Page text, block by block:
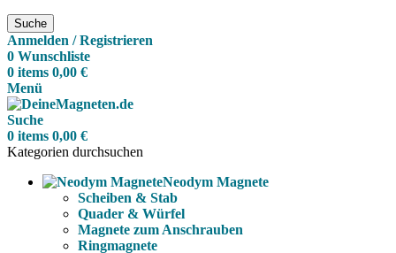
Suche
Anmelden / Registrieren
0 Wunschliste
0 items 0,00 €
Menü
Suche
0 items 0,00 €
Kategorien durchsuchen
Neodym Magnete
Scheiben & Stab
Quader & Würfel
Magnete zum Anschrauben
Ringmagnete